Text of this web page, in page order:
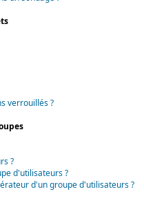
verrouillés ?
?
d'utilisateurs ?
d'un groupe d'utilisateurs ?